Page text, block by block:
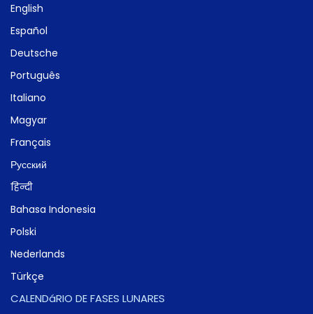
English
Español
Deutsche
Português
Italiano
Magyar
Français
Русский
हिन्दी
Bahasa Indonesia
Polski
Nederlands
Türkçe
CALENDáRIO DE FASES LUNARES